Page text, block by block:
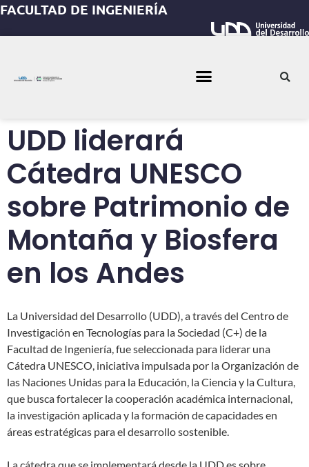
FACULTAD DE INGENIERÍA
UDD liderará
Cátedra UNESCO
sobre Patrimonio de
Montaña y Biosfera
en los Andes
La Universidad del Desarrollo (UDD), a través del Centro de
Investigación en Tecnologías para la Sociedad (C+) de la
Facultad de Ingeniería, fue seleccionada para liderar una
Cátedra UNESCO, iniciativa impulsada por la Organización de
las Naciones Unidas para la Educación, la Ciencia y la Cultura,
que busca fortalecer la cooperación académica internacional,
la investigación aplicada y la formación de capacidades en
áreas estratégicas para el desarrollo sostenible.